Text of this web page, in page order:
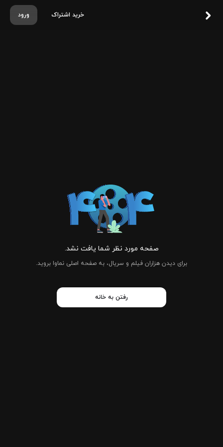
ورود خرید اشتراک
صفحه مورد نظر شما یافت نشد.
برای دیدن هزاران فیلم و سریال، به صفحه اصلی نماوا بروید.
رفتن به خانه